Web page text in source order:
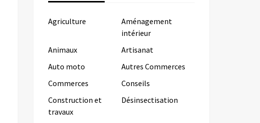
Agriculture
Aménagement
intérieur
Animaux
Artisanat
Auto moto
Autres Commerces
Commerces
Conseils
Construction et
travaux
Désinsectisation